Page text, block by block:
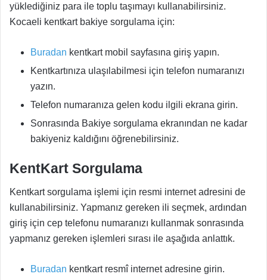
yüklediğiniz para ile toplu taşımayı kullanabilirsiniz.
Kocaeli kentkart bakiye sorgulama için:
Buradan kentkart mobil sayfasına giriş yapın.
Kentkartınıza ulaşılabilmesi için telefon numaranızı
yazın.
Telefon numaranıza gelen kodu ilgili ekrana girin.
Sonrasında Bakiye sorgulama ekranından ne kadar
bakiyeniz kaldığını öğrenebilirsiniz.
KentKart Sorgulama
Kentkart sorgulama işlemi için resmi internet adresini de
kullanabilirsiniz. Yapmanız gereken ili seçmek, ardından
giriş için cep telefonu numaranızı kullanmak sonrasında
yapmanız gereken işlemleri sırası ile aşağıda anlattık.
Buradan kentkart resmî internet adresine girin.